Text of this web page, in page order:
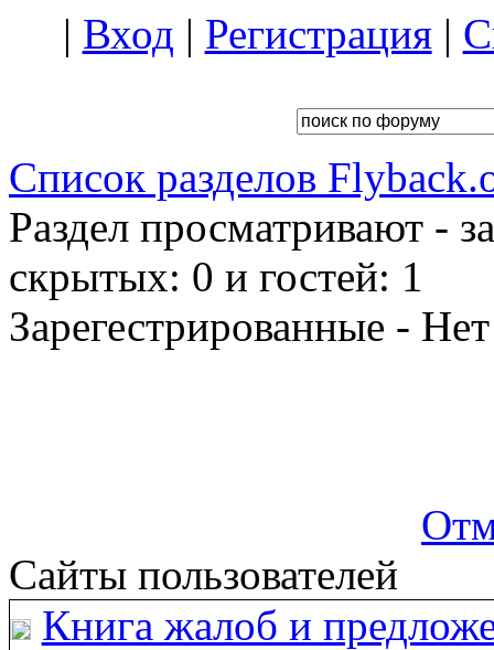
| Вход | Регистрация|
Список разделов
Раздел просматривают -
скрытых: 0 и гостей: 1
Зарегестрированные - Нет
Сайты пользователей
Книга жалоб и